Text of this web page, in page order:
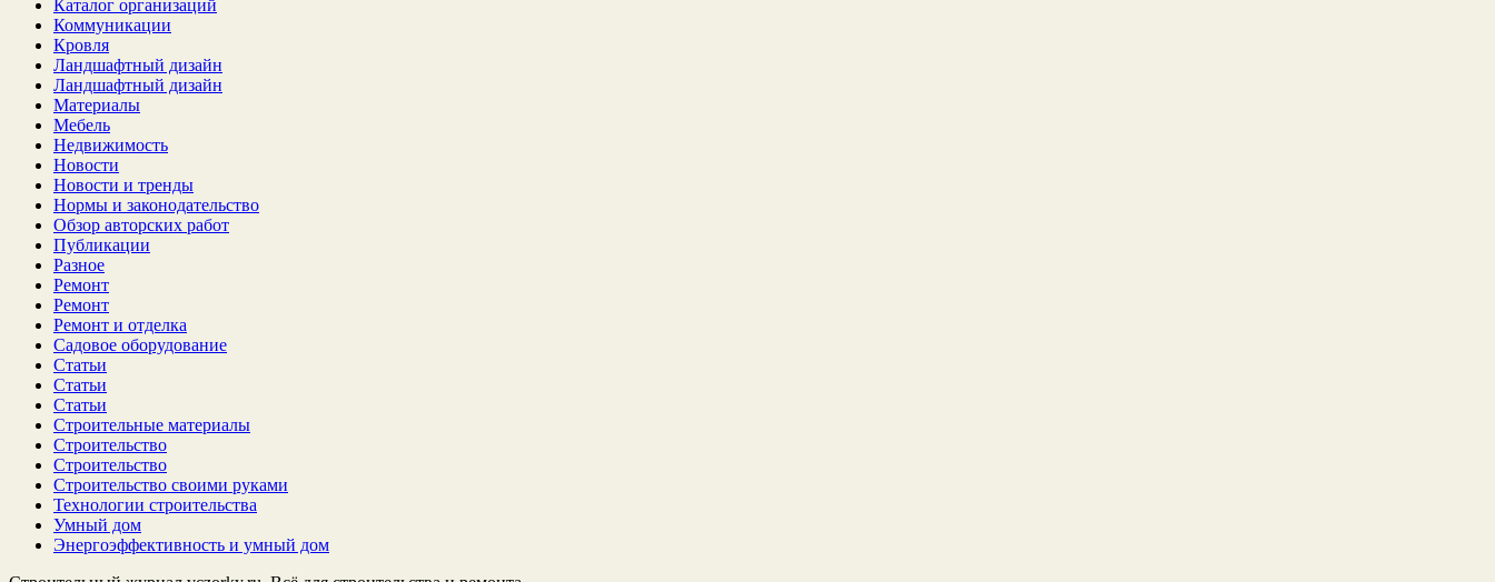
Каталог организаций
Коммуникации
Кровля
Ландшафтный дизайн
Ландшафтный дизайн
Материалы
Мебель
Недвижимость
Новости
Новости и тренды
Нормы и законодательство
Обзор авторских работ
Публикации
Разное
Ремонт
Ремонт
Ремонт и отделка
Садовое оборудование
Статьи
Статьи
Статьи
Строительные материалы
Строительство
Строительство
Строительство своими руками
Технологии строительства
Умный дом
Энергоэффективность и умный дом